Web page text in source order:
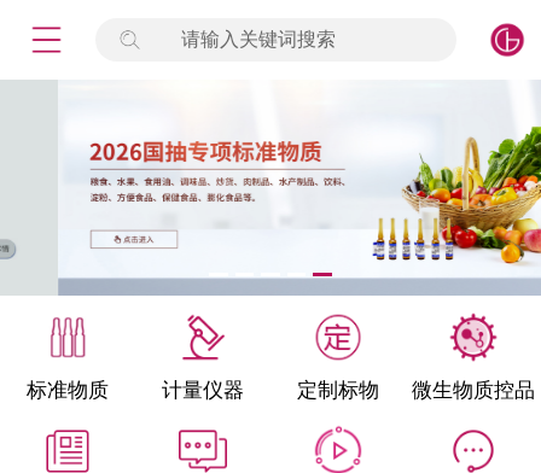
请输入关键词搜索
标准物质 计量仪器 定制标物 微生物质控品
标准物质
产品专项
微生物检测/质控品
定制标物